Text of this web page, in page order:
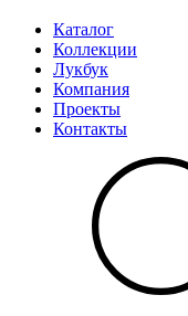
Каталог
Коллекции
Лукбук
Компания
Проекты
Контакты